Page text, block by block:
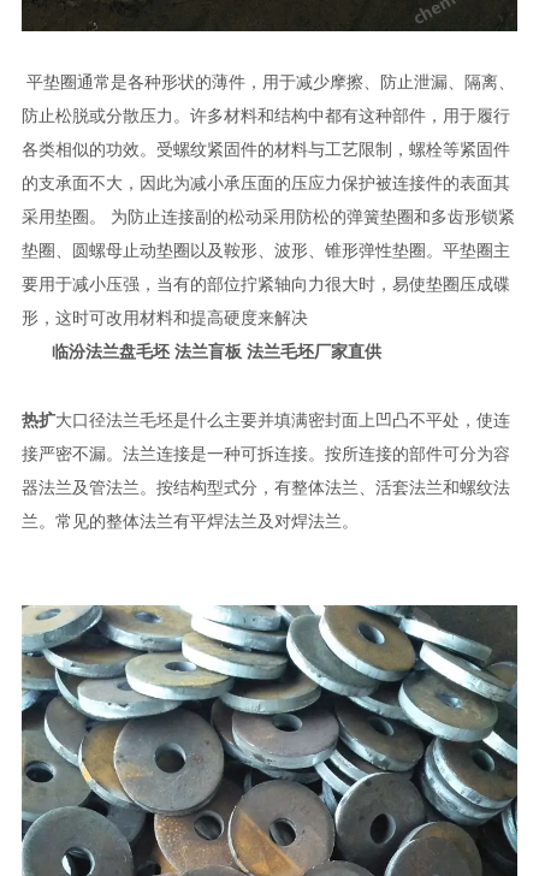
平垫圈通常是各种形状的薄件，用于减少摩擦、防止泄漏、隔离、
防止松脱或分散压力。许多材料和结构中都有这种部件，用于履行
各类相似的功效。受螺纹紧固件的材料与工艺限制，螺栓等紧固件
的支承面不大，因此为减小承压面的压应力保护被连接件的表面其
采用垫圈。 为防止连接副的松动采用防松的弹簧垫圈和多齿形锁紧
垫圈、圆螺母止动垫圈以及鞍形、波形、锥形弹性垫圈。平垫圈主
要用于减小压强，当有的部位拧紧轴向力很大时，易使垫圈压成碟
形，这时可改用材料和提高硬度来解决
临汾法兰盘毛坯 法兰盲板 法兰毛坯厂家直供
热扩大口径法兰毛坯是什么主要并填满密封面上凹凸不平处，使连
接严密不漏。法兰连接是一种可拆连接。按所连接的部件可分为容
器法兰及管法兰。按结构型式分，有整体法兰、活套法兰和螺纹法
兰。常见的整体法兰有平焊法兰及对焊法兰。